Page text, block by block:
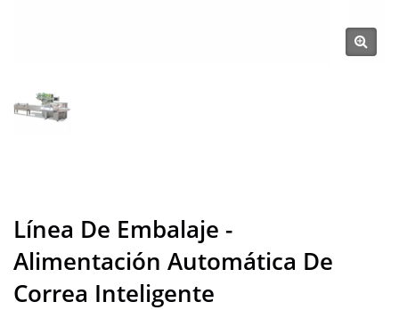
Línea De Embalaje -
Alimentación Automática De
Correa Inteligente